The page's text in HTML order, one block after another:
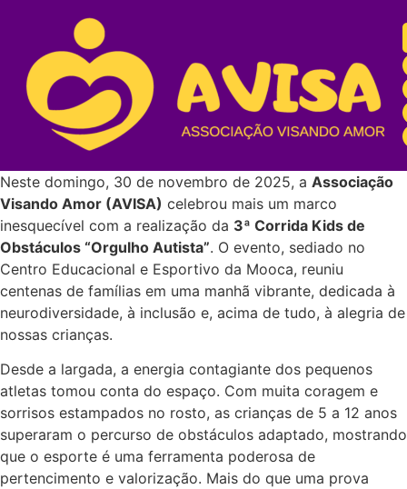
Neste domingo, 30 de novembro de 2025, a Associação
Visando Amor (AVISA) celebrou mais um marco
inesquecível com a realização da 3ª Corrida Kids de
Obstáculos “Orgulho Autista”. O evento, sediado no
Centro Educacional e Esportivo da Mooca, reuniu
centenas de famílias em uma manhã vibrante, dedicada à
neurodiversidade, à inclusão e, acima de tudo, à alegria de
nossas crianças.
Desde a largada, a energia contagiante dos pequenos
atletas tomou conta do espaço. Com muita coragem e
sorrisos estampados no rosto, as crianças de 5 a 12 anos
superaram o percurso de obstáculos adaptado, mostrando
que o esporte é uma ferramenta poderosa de
pertencimento e valorização. Mais do que uma prova